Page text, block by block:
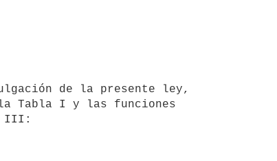
Tabla I y las funciones
III: